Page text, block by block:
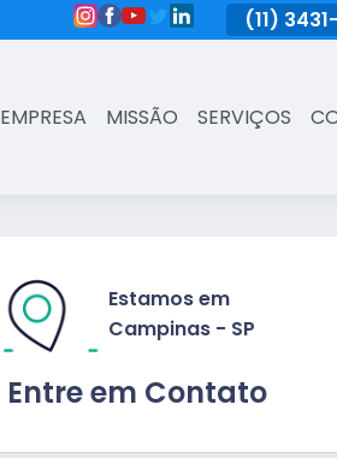
3431-7374 (11)
EMPRESA MISSÃO SERVIÇOS
Entre em Contato
Estamos em
Campinas - SP